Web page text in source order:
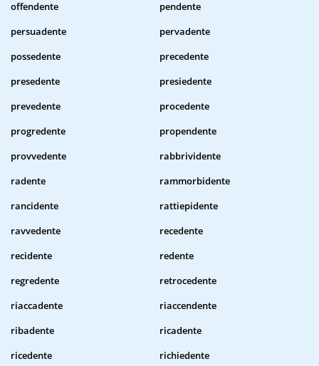
offendente
pendente
persuadente
pervadente
possedente
precedente
presedente
presiedente
prevedente
procedente
progredente
propendente
provvedente
rabbrividente
radente
rammorbidente
rancidente
rattiepidente
ravvedente
recedente
recidente
redente
regredente
retrocedente
riaccadente
riaccendente
ribadente
ricadente
ricedente
richiedente